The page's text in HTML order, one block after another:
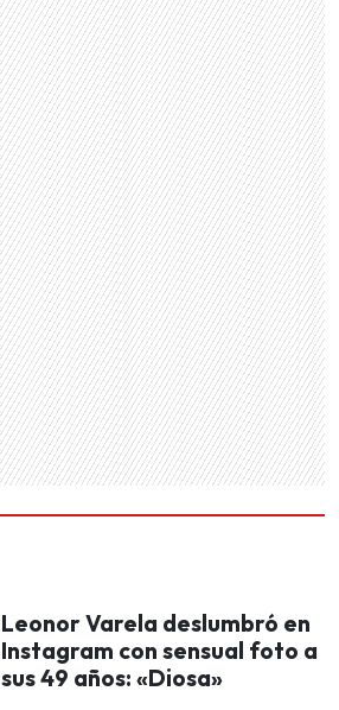
Leonor Varela deslumbró en
Instagram con sensual foto a
sus 49 años: «Diosa»